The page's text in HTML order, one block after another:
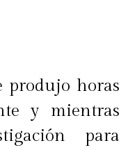
produjo horas
y mientras
para